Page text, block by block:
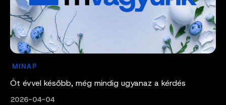
MINAP
Öt évvel később, még mindig ugyanaz a kérdés
2026-04-04